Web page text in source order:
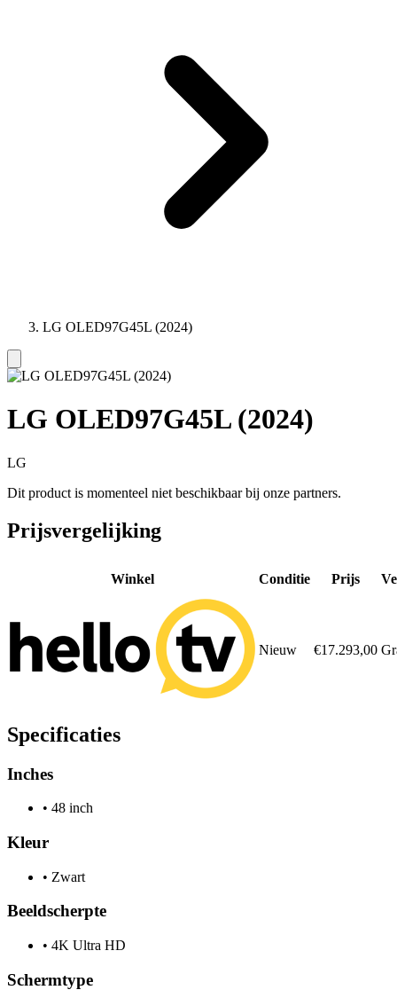
LG OLED97G45L (2024)
LG OLED97G45L (2024)
LG
Dit product is momenteel niet beschikbaar bij onze partners.
Prijsvergelijking
Winkel Conditie Prijs
Nieuw €17.293,00
Specificaties
Inches
• 48 inch
Kleur
• Zwart
Beeldscherpte
• 4K Ultra HD
Schermtype